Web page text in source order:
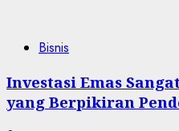
Bisnis
Investasi Emas
yang Berpikiran